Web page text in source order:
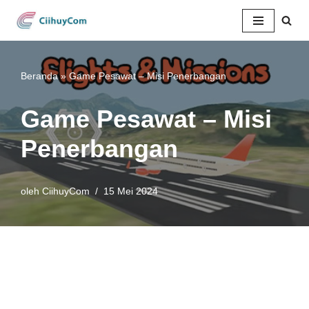
konten
Beranda»Game Pesawat – Misi Penerbangan
Game Pesawat – Misi
Penerbangan
oleh CiihuyCom 15 Mei 2024